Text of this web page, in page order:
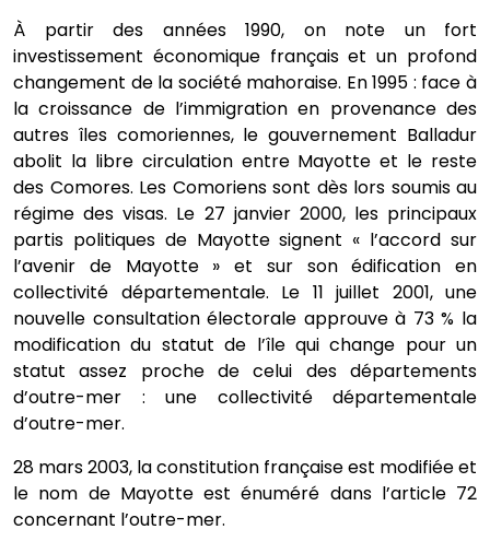
À partir des années 1990, on note un fort
investissement économique français et un profond
changement de la société mahoraise. En 1995 : face à
la croissance de l’immigration en provenance des
autres îles comoriennes, le gouvernement Balladur
abolit la libre circulation entre Mayotte et le reste
des Comores. Les Comoriens sont dès lors soumis au
régime des visas. Le 27 janvier 2000, les principaux
partis politiques de Mayotte signent « l’accord sur
l’avenir de Mayotte » et sur son édification en
collectivité départementale. Le 11 juillet 2001, une
nouvelle consultation électorale approuve à 73 % la
modification du statut de l’île qui change pour un
statut assez proche de celui des départements
d’outre-mer : une collectivité départementale
d’outre-mer.
28 mars 2003, la constitution française est modifiée et
le nom de Mayotte est énuméré dans l’article 72
concernant l’outre-mer.